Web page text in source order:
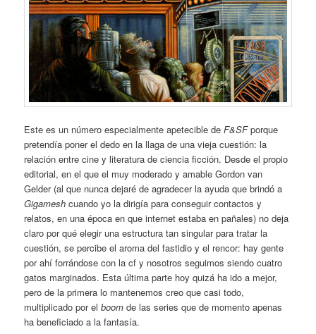
Este es un número especialmente apetecible deF&SFporque
pretendía poner el dedo en la llaga de una vieja cuestión: la
relación entre cine y literatura de ciencia ficción. Desde el propio
editorial, en el que el muy moderado y amable Gordon van
Gelder (al que nunca dejaré de agradecer la ayuda que brindó a
Gigameshcuando yo la dirigía para conseguir contactos y
relatos, en una época en que internet estaba en pañales) no deja
claro por qué elegir una estructura tan singular para tratar la
cuestión, se percibe el aroma del fastidio y el rencor: hay gente
por ahí forrándose con la cf y nosotros seguimos siendo cuatro
gatos marginados. Esta última parte hoy quizá ha ido a mejor,
pero de la primera lo mantenemos creo que casi todo,
multiplicado por elboom de las series que de momento apenas
ha beneficiado a la fantasía.